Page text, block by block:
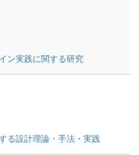
ン実践に関する研究
る設計理論・手法・実践